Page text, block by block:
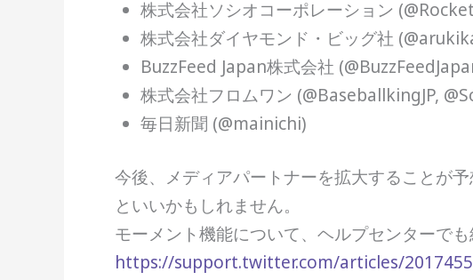
株式会社ソシオコーポレーション
株式会社ダイヤモンド・ビッグ社
BuzzFeed Japan株式会社
株式会社フロムワン (@BaseballkingJP,
毎日新聞 (@mainichi)
今後、メディアパートナーを拡大することが
といいかもしれません。
モーメント機能について、ヘルプセンターでも
https://support.twitter.com/articles/